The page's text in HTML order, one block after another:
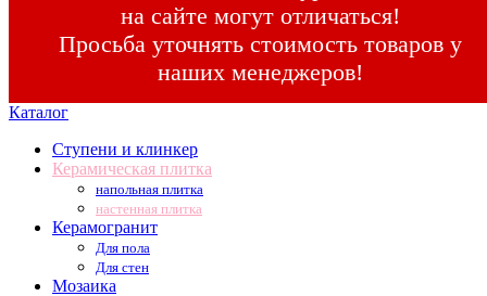
на сайте могут отличаться!
Просьба уточнять стоимость товаров у
наших менеджеров!
Каталог
Ступени и клинкер
Керамическая плитка
напольная плитка
настенная плитка
Керамогранит
Для пола
Для стен
Мозаика